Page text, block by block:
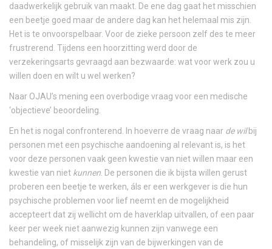
daadwerkelijk gebruik van maakt. De ene dag gaat het misschien
een beetje goed maar de andere dag kan het helemaal mis zijn.
Het is te onvoorspelbaar. Voor de zieke persoon zelf des te meer
frustrerend. Tijdens een hoorzitting werd door de
verzekeringsarts gevraagd aan bezwaarde: wat voor werk zou u
willen doen en wilt u wel werken?
Naar OJAU’s mening een overbodige vraag voor een medische
‘objectieve’ beoordeling.
En het is nogal confronterend. In hoeverre de vraag naar de wilbij
personen met een psychische aandoening al relevant is, is het
voor deze personen vaak geen kwestie van niet willen maar een
kwestie van niet kunnen . De personen die ik bijsta willen gerust
proberen een beetje te werken, áls er een werkgever is die hun
psychische problemen voor lief neemt en de mogelijkheid
accepteert dat zij wellicht om de haverklap uitvallen, of een paar
keer per week niet aanwezig kunnen zijn vanwege een
behandeling, of misselijk zijn van de bijwerkingen van de